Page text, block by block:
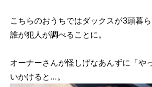
こちらのおうちではダックスが3頭暮ら
誰が犯人が調べることに。
オーナーさんが怪しげなあんずに「や
いかけると…。